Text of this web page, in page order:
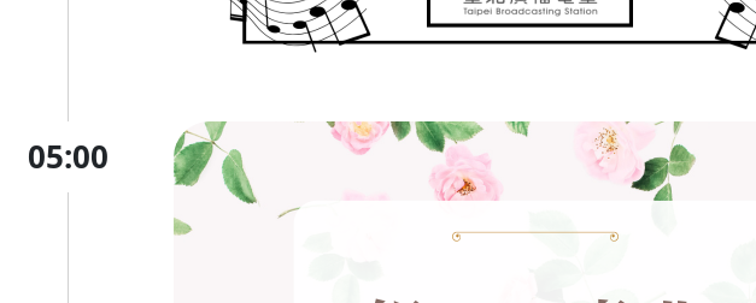
05:00